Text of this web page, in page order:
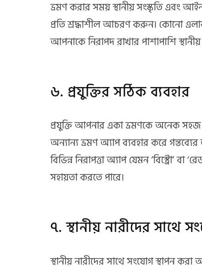
ভ্রমণ করার সময় স্থানীয় সংস্কৃতি এবং
প্রতি শ্রদ্ধাশীল আচরণ করুন। কোনো
আপনাকে নিরাপদ রাখার পাশাপাশি
৬. প্রযুক্তির সঠিক ব্যবহার
প্রযুক্তি আপনার একা ভ্রমণকে অনেক সহজ
অন্যান্য ভ্রমণ অ্যাপ ব্যবহার করে
বিভিন্ন নিরাপত্তা অ্যাপ যেমন
সহায়তা করতে পারে।
৭. স্থানীয় নারীদের সাথে
স্থানীয় নারীদের সাথে সংযোগ স্থাপন